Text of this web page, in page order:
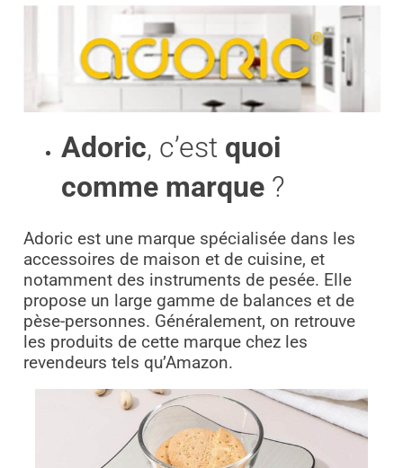
Adoric, c’est quoi
comme marque ?
Adoric est une marque spécialisée dans les
accessoires de maison et de cuisine, et
notamment des instruments de pesée. Elle
propose un large gamme de balances et de
pèse-personnes. Généralement, on retrouve
les produits de cette marque chez les
revendeurs tels qu’Amazon.